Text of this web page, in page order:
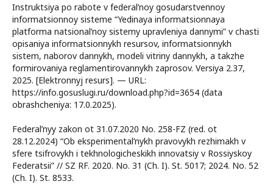
Instruktsiya po rabote v federal’noy gosudarstvennoy
informatsionnoy sisteme “Yedinaya informatsionnaya
platforma natsional’noy sistemy upravleniya dannymi” v chasti
opisaniya informatsionnykh resursov, informatsionnykh
sistem, naborov dannykh, modeli vitriny dannykh, a takzhe
formirovaniya reglamentirovannykh zaprosov. Versiya 2.37,
2025. [Elektronnyj resurs]. — URL:
https://info.gosuslugi.ru/download.php?id=3654 (data
obrashcheniya: 17.0.2025).
Federal’nyy zakon ot 31.07.2020 No. 258-FZ (red. ot
28.12.2024) “Ob eksperimental’nykh pravovykh rezhimakh v
sfere tsifrovykh i tekhnologicheskikh innovatsiy v Rossiyskoy
Federatsii” // SZ RF. 2020. No. 31 (Ch. I). St. 5017; 2024. No. 52
(Ch. I). St. 8533.